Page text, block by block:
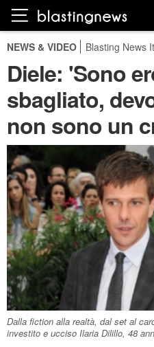
NEWS & VIDEO Blasting News
Diele: 'Sono
sbagliato,
non sono un
Dalla fiction alla realtà, dal set al
investito e ucciso Ilaria Dilillo, 48